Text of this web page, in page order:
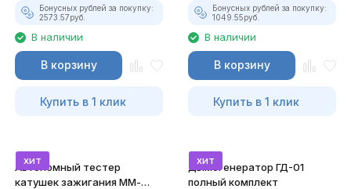
Бонусных рублей за покупку:
2573.57руб.
В наличии
В корзину
Купить в 1 клик
Бонусных рублей за покупку:
1049.55руб.
В наличии
В корзину
Купить в 1 клик
хит
Автономный тестер
катушек зажигания ММ-
хит
Дымогенератор ГД-01
полный комплект